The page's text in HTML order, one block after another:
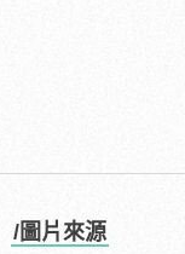
/圖片來源